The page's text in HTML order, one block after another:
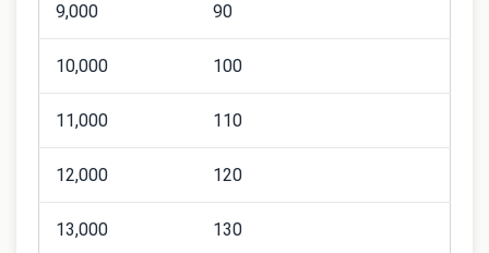
9,000 90
10,000 100
11,000 110
12,000 120
13,000 130